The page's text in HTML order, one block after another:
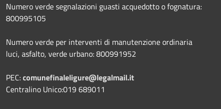
Numero verde segnalazioni guasti acquedotto o fognatura:
800995105
Numero verde per interventi di manutenzione ordinaria
luci, asfalto, verde urbano: 800991952
PEC:comunefinaleligure@legalmail.it
Centralino Unico:019 689011